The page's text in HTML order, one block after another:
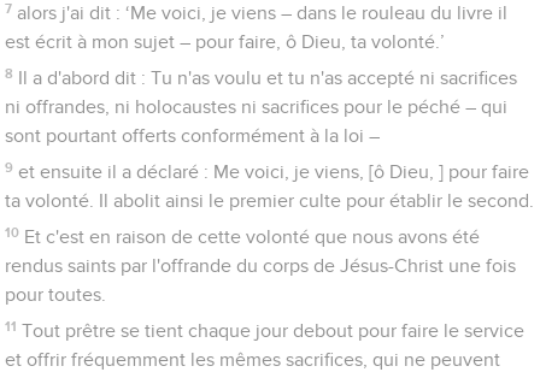
connaissance de la vérité, il ne reste plus de sacrifice pour les
péchés,
27
mais une terrible attente du jugement et l’ardeur du feu qui
dévorera les adversaires de Dieu.
28 Celui qui a violé la loi de Moïse est mis à mort sans pitié, sur
la déposition de deux ou de trois témoins.
29 Quelle peine bien plus sévère méritera-t-il donc, à votre
avis, celui qui aura foulé aux pieds le Fils de Dieu, qui aura
jugé sans valeur le sang de l'alliance grâce auquel il a été
déclaré saint et aura insulté l'Esprit de la grâce ?
30
Nous connaissons en effet celui qui a dit : C’est à moi
qu’appartient la vengeance, c'est moi qui donnerai à chacun